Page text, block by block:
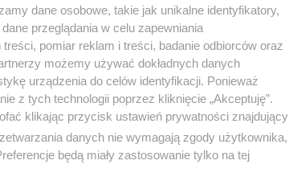
dane osobowe, takie jak unikalne identyfikatory,
przeglądania w celu zapewniania
pomiar reklam i treści, badanie odbiorców oraz
możemy używać dokładnych danych
urządzenia do celów identyfikacji. Ponieważ
z tych technologii poprzez kliknięcie „Akceptuję”.
klikając przycisk ustawień prywatności znajdujący
danych nie wymagają zgody użytkownika,
będą miały zastosowanie tylko na tej